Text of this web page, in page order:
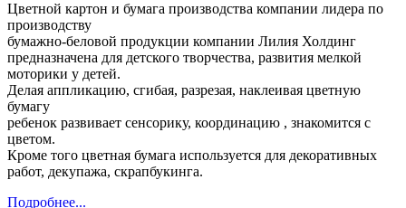
Цветной картон и бумага производства компании лидера по
производству
бумажно-беловой продукции компании Лилия Холдинг
предназначена для детского творчества, развития мелкой
моторики у детей.
Делая аппликацию, сгибая, разрезая, наклеивая цветную
бумагу
ребенок развивает сенсорику, координацию , знакомится с
цветом.
Кроме того цветная бумага используется для декоративных
работ, декупажа, скрапбукинга.
Подробнее...